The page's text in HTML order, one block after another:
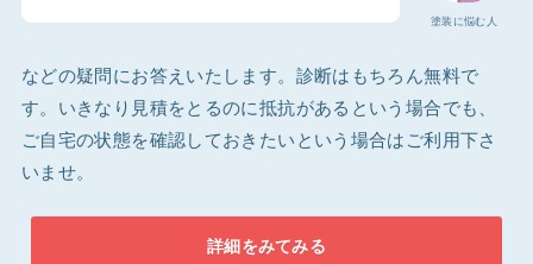
塗装に悩む人
などの疑問にお答えいたします。診断はもちろん無料で
す。いきなり見積をとるのに抵抗があるという場合でも、
ご自宅の状態を確認しておきたいという場合はご利用下さ
いませ。
詳細をみてみる